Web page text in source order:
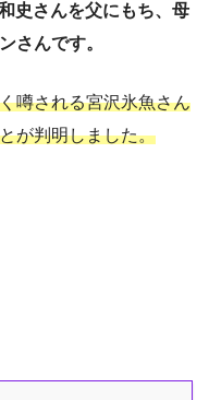
史さんを父にもち、母
さんです。
噂される宮沢氷魚さん
が判明しました。